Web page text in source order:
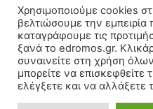
Εγγραφή συνδρομητή
Πολιτισμός
Χρησιμοποιούμε cookies
βελτιώσουμε την εμπειρία
καταγράφουμε τις
ξανά το edromos.gr.
συναινείτε στη χρήση
μπορείτε να επισκεφθείτε
ελέγξετε και να αλλάξετε